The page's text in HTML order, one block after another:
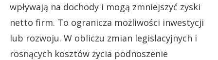
wpływają na dochody i mogą zmniejszyć zyski
netto firm. To ogranicza możliwości inwestycji
lub rozwoju. W obliczu zmian legislacyjnych i
rosnących kosztów życia podnoszenie